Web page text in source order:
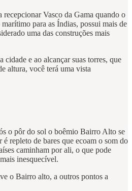
Vasco da Gama quando o
para as Índias, possui mais de
uma das construções mais
e ao alcançar suas torres, que
altura, você terá uma vista
o pôr do sol o boêmio Bairro Alto se
repleto de bares que ecoam o som do
caminham por ali, o que pode
inesquecível.
o Bairro alto, a outros pontos a